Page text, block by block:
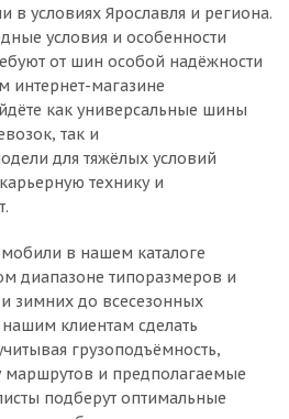
в условиях Ярославля и региона.
условия и особенности
от шин особой надёжности
интернет-магазине
как универсальные шины
так и
для тяжёлых условий
технику и
в нашем каталоге
диапазоне типоразмеров и
зимних до всесезонных
клиентам сделать
грузоподъёмность,
маршрутов и предполагаемые
подберут оптимальные